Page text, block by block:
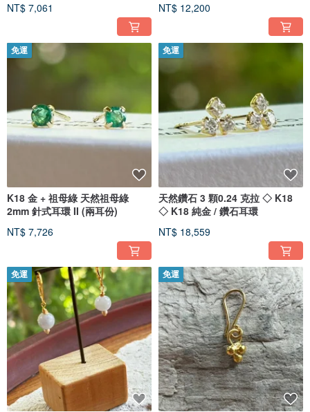
NT$ 7,061
NT$ 12,200
免運
K18 金 + 祖母綠 天然祖母綠
2mm 針式耳環 II (兩耳份)
NT$ 7,726
免運
天然鑽石 3 顆0.24 克拉 ◇ K18
◇ K18 純金 / 鑽石耳環
NT$ 18,559
免運 免運